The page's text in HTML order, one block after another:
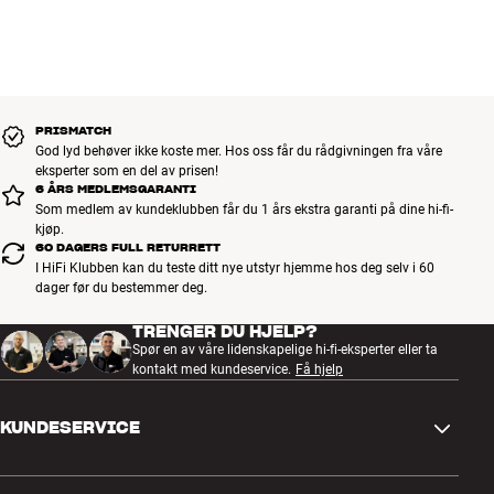
PRISMATCH
God lyd behøver ikke koste mer. Hos oss får du rådgivningen fra våre
eksperter som en del av prisen!
6 ÅRS MEDLEMSGARANTI
Som medlem av kundeklubben får du 1 års ekstra garanti på dine hi-fi-
kjøp.
60 DAGERS FULL RETURRETT
I HiFi Klubben kan du teste ditt nye utstyr hjemme hos deg selv i 60
dager før du bestemmer deg.
TRENGER DU HJELP?
Spør en av våre lidenskapelige hi-fi-eksperter eller ta
kontakt med kundeservice. Få hjelp
KUNDESERVICE